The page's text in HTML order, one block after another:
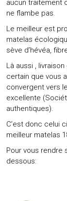
aucun traitement
ne flambe pas.
Le meilleur est
matelas
sève d’hévéa,
Là aussi ,
certain que vous
convergent vers
excellente
authentiques).
C’est donc celui
meilleur matelas
Pour vous rendre
dessous: